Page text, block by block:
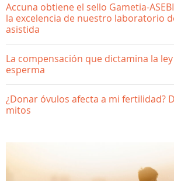
Accuna obtiene el sello Gametia-
la excelencia de nuestro laboratorio
asistida
La compensación que dictamina la
esperma
¿Donar óvulos afecta a mi fertilidad?
mitos